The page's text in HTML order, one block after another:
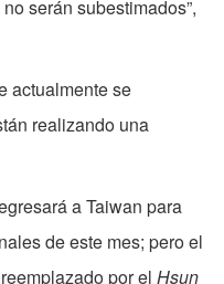
serán subestimados”,
actualmente se
realizando una
a Taiwan para
de este mes; pero el
por el Hsun